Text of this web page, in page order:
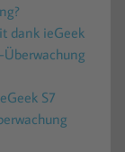
dank ieGeek
Überwachung
S7